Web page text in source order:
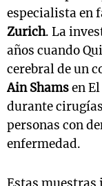
especialista en
Zurich. La
años cuando
cerebral de un
Ain Shamsen
durante
personas con
enfermedad.